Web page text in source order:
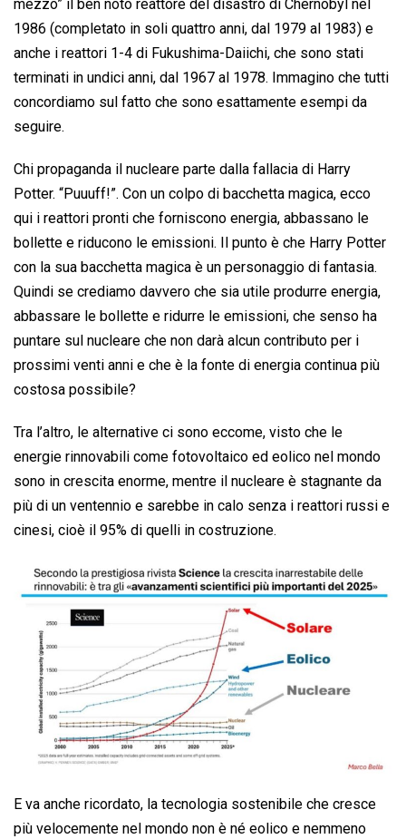
mezzo” il ben noto reattore del disastro di Chernobyl nel
1986 (completato in soli quattro anni, dal 1979 al 1983) e
anche i reattori 1-4 di Fukushima-Daiichi, che sono stati
terminati in undici anni, dal 1967 al 1978. Immagino che tutti
concordiamo sul fatto che sono esattamente esempi da
seguire.
Chi propaganda il nucleare parte dalla fallacia di Harry
Potter. “Puuuff!”. Con un colpo di bacchetta magica, ecco
qui i reattori pronti che forniscono energia, abbassano le
bollette e riducono le emissioni. Il punto è che Harry Potter
con la sua bacchetta magica è un personaggio di fantasia.
Quindi se crediamo davvero che sia utile produrre energia,
abbassare le bollette e ridurre le emissioni, che senso ha
puntare sul nucleare che non darà alcun contributo per i
prossimi venti anni e che è la fonte di energia continua più
costosa possibile?
Tra l’altro, le alternative ci sono eccome, visto che le
energie rinnovabili come fotovoltaico ed eolico nel mondo
sono in crescita enorme, mentre il nucleare è stagnante da
più di un ventennio e sarebbe in calo senza i reattori russi e
cinesi, cioè il 95% di quelli in costruzione.
E va anche ricordato, la tecnologia sostenibile che cresce
più velocemente nel mondo non è né eolico e nemmeno